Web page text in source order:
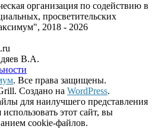
организация по содействию в
просветительских
2018 - 2026
В.А.
. Все права защищены.
Создано на WordPress.
для наилучшего представления
этот сайт, вы
cookie-файлов.